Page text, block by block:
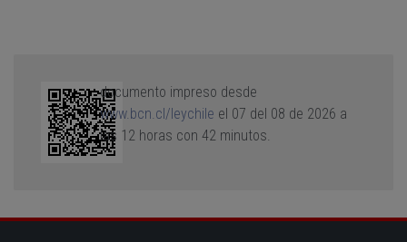
documento impreso desde
www.bcn.cl/leychile el 07 del 08 de 2026 a
las 12 horas con 42 minutos.